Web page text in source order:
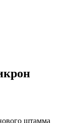
штамма